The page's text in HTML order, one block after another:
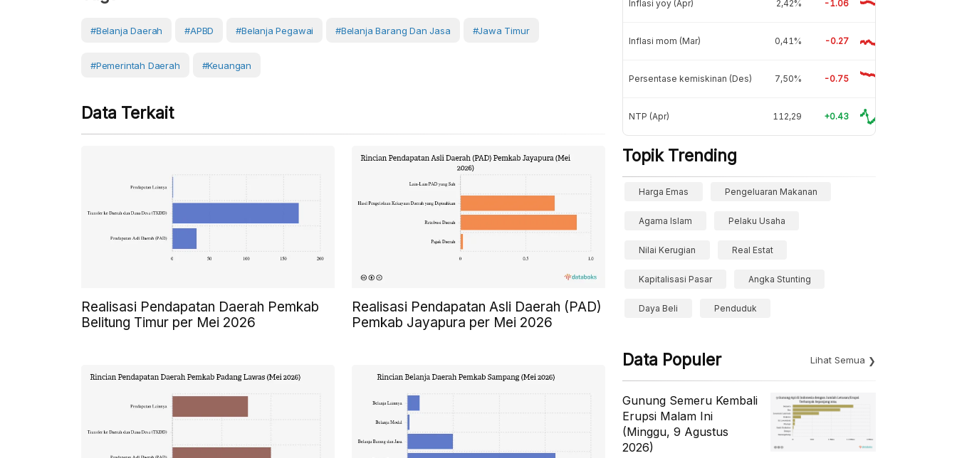
#belanja Daerah #APBD #Belanja Pegawai #belanja Barang Dan Jasa #Jawa Timur
#Pemerintah Daerah #Keuangan
Data Terkait
Realisasi Pendapatan Daerah Pemkab
Belitung Timur per Mei 2026
Realisasi Pendapatan Asli Daerah (PAD)
Pemkab Jayapura per Mei 2026
Inflasi yoy (Apr) 2,42% -1.06
Inflasi mom (Mar) 0,41% -0.27
Persentase kemiskinan (Des) 7,50% -0.75
NTP (Apr) 112,29 +0.43
Topik Trending
Harga Emas Pengeluaran Makanan
Agama Islam Pelaku Usaha
Nilai Kerugian Real Estat
Kapitalisasi Pasar Angka Stunting
Daya Beli Penduduk
Data Populer Lihat Semua
Gunung Semeru Kembali
Erupsi Malam Ini
(Minggu, 9 Agustus
2026)